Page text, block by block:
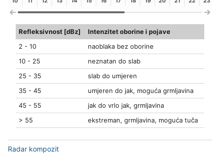
Refleksivnost [dBz]
Intenzitet oborine i pojave
2 - 10
naoblaka bez oborine
10 - 25
neznatan do slab
25 - 35
slab do umjeren
35 - 45
umjeren do jak, moguća grmljavina
45 - 55
jak do vrlo jak, grmljavina
> 55
ekstreman, grmljavina, moguća tuča
Radar kompozit